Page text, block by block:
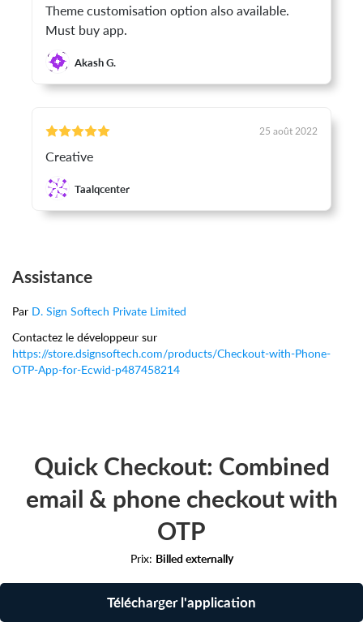
Theme customisation option also available.
Must buy app.
Akash G.
25 août 2022
Creative
Taalqcenter
Assistance
Par D. Sign Softech Private Limited
Contactez le développeur sur
https://store.dsignsoftech.com/products/Checkout-with-Phone-
OTP-App-for-Ecwid-p487458214
Quick Checkout: Combined
email & phone checkout with
OTP
Prix: Billed externally
Télécharger l'application